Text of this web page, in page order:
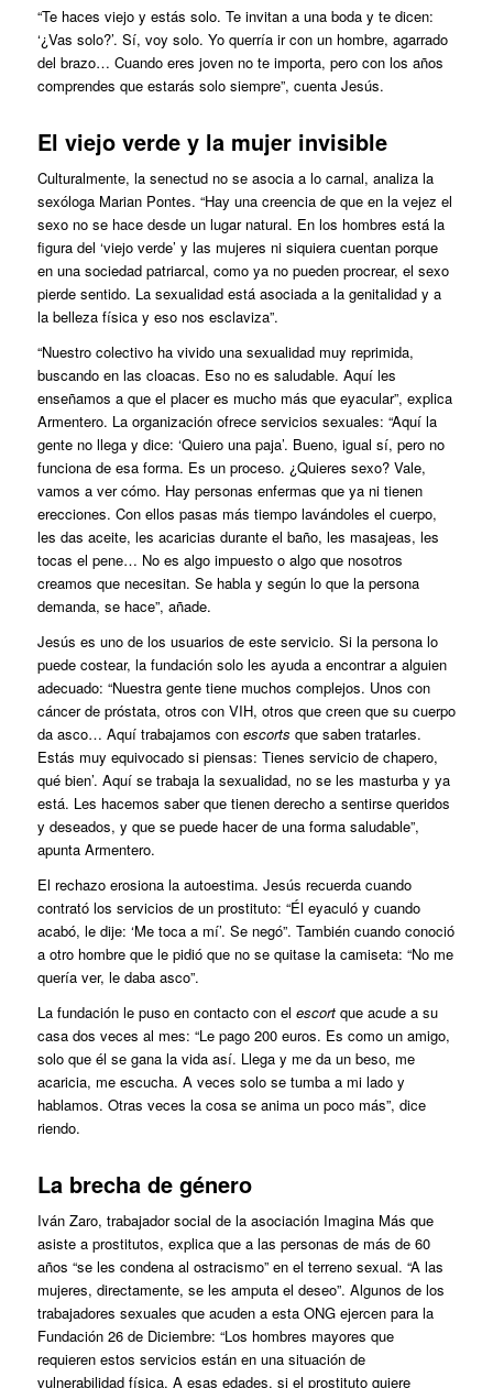
“Te haces viejo y estás solo. Te invitan a una boda y te dicen:
‘¿Vas solo?’. Sí, voy solo. Yo querría ir con un hombre, agarrado
del brazo… Cuando eres joven no te importa, pero con los años
comprendes que estarás solo siempre”, cuenta Jesús.
El viejo verde y la mujer invisible
Culturalmente, la senectud no se asocia a lo carnal, analiza la
sexóloga Marian Pontes. “Hay una creencia de que en la vejez el
sexo no se hace desde un lugar natural. En los hombres está la
figura del ‘viejo verde’ y las mujeres ni siquiera cuentan porque
en una sociedad patriarcal, como ya no pueden procrear, el sexo
pierde sentido. La sexualidad está asociada a la genitalidad y a
la belleza física y eso nos esclaviza”.
“Nuestro colectivo ha vivido una sexualidad muy reprimida,
buscando en las cloacas. Eso no es saludable. Aquí les
enseñamos a que el placer es mucho más que eyacular”, explica
Armentero. La organización ofrece servicios sexuales: “Aquí la
gente no llega y dice: ‘Quiero una paja’. Bueno, igual sí, pero no
funciona de esa forma. Es un proceso. ¿Quieres sexo? Vale,
vamos a ver cómo. Hay personas enfermas que ya ni tienen
erecciones. Con ellos pasas más tiempo lavándoles el cuerpo,
les das aceite, les acaricias durante el baño, les masajeas, les
tocas el pene… No es algo impuesto o algo que nosotros
creamos que necesitan. Se habla y según lo que la persona
demanda, se hace”, añade.
Jesús es uno de los usuarios de este servicio. Si la persona lo
puede costear, la fundación solo les ayuda a encontrar a alguien
adecuado: “Nuestra gente tiene muchos complejos. Unos con
cáncer de próstata, otros con VIH, otros que creen que su cuerpo
da asco… Aquí trabajamos con escorts que saben tratarles.
Estás muy equivocado si piensas: Tienes servicio de chapero,
qué bien’. Aquí se trabaja la sexualidad, no se les masturba y ya
está. Les hacemos saber que tienen derecho a sentirse queridos
y deseados, y que se puede hacer de una forma saludable”,
apunta Armentero.
El rechazo erosiona la autoestima. Jesús recuerda cuando
contrató los servicios de un prostituto: “Él eyaculó y cuando
acabó, le dije: ‘Me toca a mí’. Se negó”. También cuando conoció
a otro hombre que le pidió que no se quitase la camiseta: “No me
quería ver, le daba asco”.
La fundación le puso en contacto con el escortque acude a su
casa dos veces al mes: “Le pago 200 euros. Es como un amigo,
solo que él se gana la vida así. Llega y me da un beso, me
acaricia, me escucha. A veces solo se tumba a mi lado y
hablamos. Otras veces la cosa se anima un poco más”, dice
riendo.
La brecha de género
Iván Zaro, trabajador social de la asociación Imagina Más que
asiste a prostitutos, explica que a las personas de más de 60
años “se les condena al ostracismo” en el terreno sexual. “A las
mujeres, directamente, se les amputa el deseo”. Algunos de los
trabajadores sexuales que acuden a esta ONG ejercen para la
Fundación 26 de Diciembre: “Los hombres mayores que
requieren estos servicios están en una situación de
vulnerabilidad física. A esas edades, si el prostituto quiere